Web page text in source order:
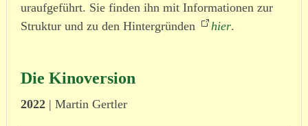
uraufgeführt. Sie finden ihn mit Informationen zur
Struktur und zu den Hintergründen
hier.
Die Kinoversion
2022| Martin Gertler